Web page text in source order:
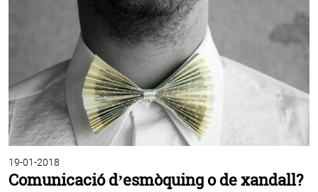
19-01-2018
Comunicació d’esmòquing o de xandall?